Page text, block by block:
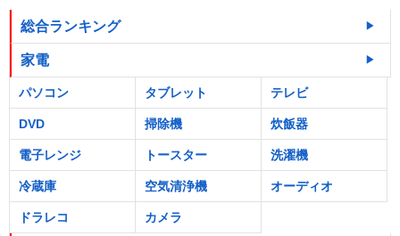
総合ランキング
家電
パソコン タブレット テレビ
DVD 掃除機 炊飯器
電子レンジ トースター 洗濯機
冷蔵庫 空気清浄機 オーディオ
ドラレコ カメラ